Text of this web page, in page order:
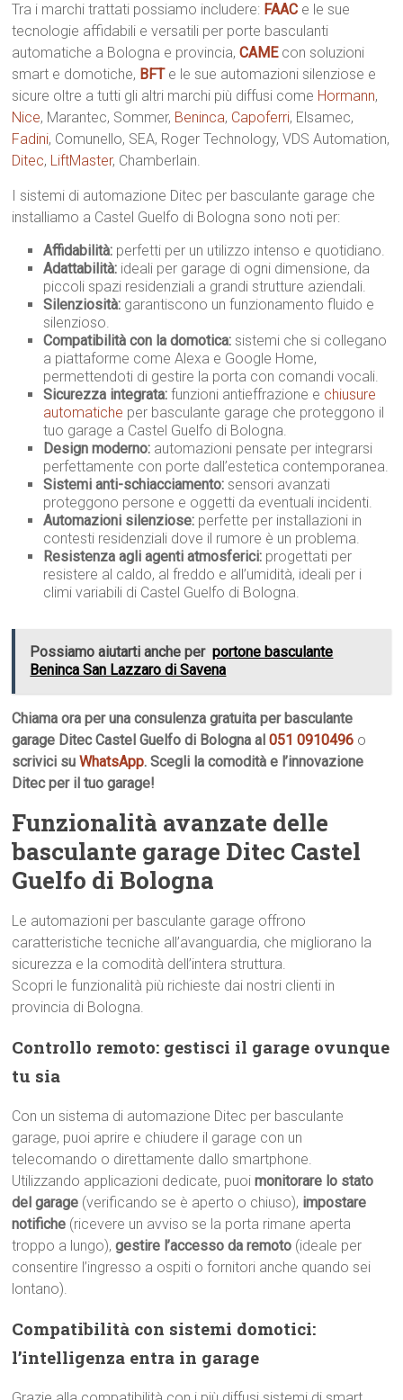
Tra i marchi trattati possiamo includere: FAAC e le sue
tecnologie affidabili e versatili per porte basculanti
automatiche a Bologna e provincia,CAME con soluzioni
smart e domotiche, BFT e le sue automazioni silenziose e
sicure oltre a tutti gli altri marchi più diffusi come Hormann,
Nice, Marantec, Sommer, Beninca, Capoferri, Elsamec,
Fadini, Comunello, SEA, Roger Technology, VDS Automation,
Ditec, LiftMaster, Chamberlain.
I sistemi di automazione Ditec per basculante garage che
installiamo a Castel Guelfo di Bologna sono noti per:
Affidabilità: perfetti per un utilizzo intenso e quotidiano.
Adattabilità: ideali per garage di ogni dimensione, da
piccoli spazi residenziali a grandi strutture aziendali.
Silenziosità: garantiscono un funzionamento fluido e
silenzioso.
Compatibilità con la domotica: sistemi che si collegano
a piattaforme come Alexa e Google Home,
permettendoti di gestire la porta con comandi vocali.
Sicurezza integrata: funzioni antieffrazione e chiusure
automatiche per basculante garage che proteggono il
tuo garage a Castel Guelfo di Bologna.
Design moderno: automazioni pensate per integrarsi
perfettamente con porte dall’estetica contemporanea.
Sistemi anti-schiacciamento: sensori avanzati
proteggono persone e oggetti da eventuali incidenti.
Automazioni silenziose: perfette per installazioni in
contesti residenziali dove il rumore è un problema.
Resistenza agli agenti atmosferici: progettati per
resistere al caldo, al freddo e all’umidità, ideali per i
climi variabili di Castel Guelfo di Bologna.
Possiamo aiutarti anche per portone basculante
Beninca San Lazzaro di Savena
Chiama ora per una consulenza gratuita per basculante
garage Ditec Castel Guelfo di Bologna al051 0910496 o
scrivici suWhatsApp. Scegli la comodità e l’innovazione
Ditec per il tuo garage!
Funzionalità avanzate delle
basculante garage Ditec Castel
Guelfo di Bologna
Le automazioni per basculante garage offrono
caratteristiche tecniche all’avanguardia, che migliorano la
sicurezza e la comodità dell’intera struttura.
Scopri le funzionalità più richieste dai nostri clienti in
provincia di Bologna.
Controllo remoto: gestisci il garage ovunque
tu sia
Con un sistema di automazione Ditec per basculante
garage, puoi aprire e chiudere il garage con un
telecomando o direttamente dallo smartphone.
Utilizzando applicazioni dedicate, puoimonitorare lo stato
del garage (verificando se è aperto o chiuso), impostare
notifiche (ricevere un avviso se la porta rimane aperta
troppo a lungo),gestire l’accesso da remoto (ideale per
consentire l’ingresso a ospiti o fornitori anche quando sei
lontano).
Compatibilità con sistemi domotici:
l’intelligenza entra in garage